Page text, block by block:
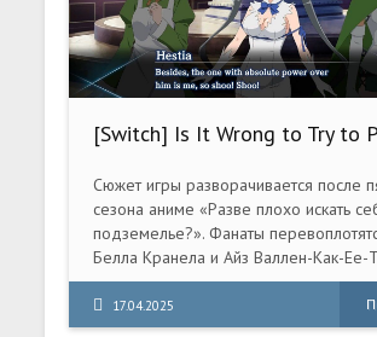
[Switch] Is It Wrong to Try to
Girls in a Dungeon (DanMachi)
Myth Infinite Combate /
Water and Light [NSZ][ENG]
Сюжет игры разворачивается после
сезона аниме «Разве плохо искать
подземелье?». Фанаты
Белла Кранела и Айз Валлен-Как-Ее-
познакомятся с легендой «Фулленд
света»!..
17.04.2025